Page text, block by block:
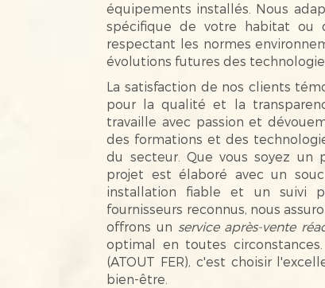
équipements installés. Nous
spécifique de votre habitat ou
respectant les normes
évolutions futures des
La satisfaction de nos clients
pour la qualité et la
travaille avec passion et
des formations et des
du secteur. Que vous soyez un
projet est élaboré avec un
installation fiable et un suivi
fournisseurs reconnus, nous
offrons un service après-vente
optimal en toutes circonstances.
(ATOUT FER), c'est choisir
bien-être.